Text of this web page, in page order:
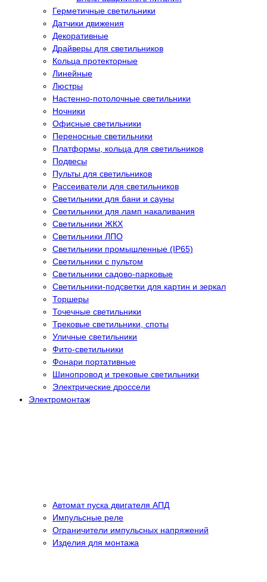
Герметичные светильники
Датчики движения
Декоративные
Драйверы для светильников
Кольца протекторные
Линейные
Люстры
Настенно-потолочные светильники
Ночники
Офисные светильники
Переносные светильники
Платформы, кольца для светильников
Подвесы
Пульты для светильников
Рассеиватели для светильников
Светильники для бани и сауны
Светильники для ламп накаливания
Светильники ЖКХ
Светильники ЛПО
Светильники промышленные (IP65)
Светильники с пультом
Светильники садово-парковые
Светильники-подсветки для картин и зеркал
Торшеры
Точечные светильники
Трековые светильники, споты
Уличные светильники
Фито-светильники
Фонари портативные
Шинопровод и трековые светильники
Электрические дроссели
Электромонтаж
Автомат пуска двигателя АПД
Импульсные реле
Ограничители импульсных напряжений
Изделия для монтажа